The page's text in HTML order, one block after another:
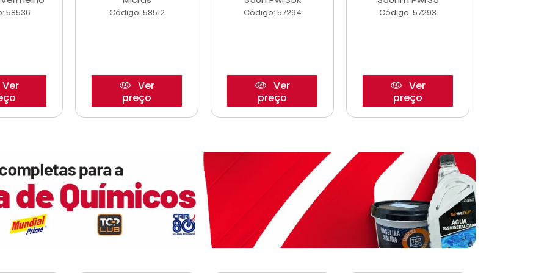
58536
Ver
Código: 58512
Ver
preço
Código: 57294
Ver
preço
Código: 57293
Ver
preço